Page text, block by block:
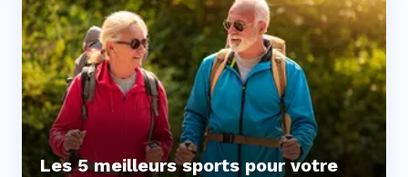
Les 5 meilleurs sports pour votre